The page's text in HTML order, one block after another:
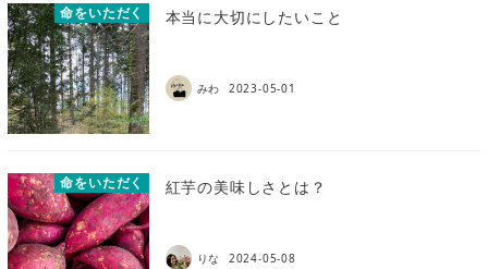
命をいただく 本当に大切にしたいこと
みわ 2023-05-01
命をいただく 紅芋の美味しさとは？
りな 2024-05-08